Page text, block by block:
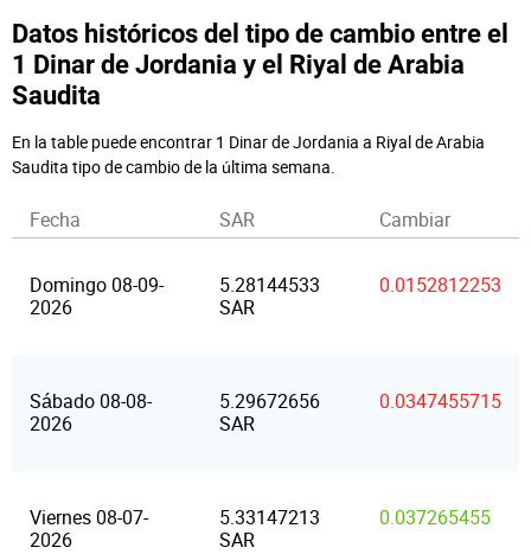
Datos históricos del tipo de cambio entre el
1 Dinar de Jordania y el Riyal de Arabia
Saudita
En la table puede encontrar 1 Dinar de Jordania a Riyal de Arabia
Saudita tipo de cambio de la última semana.
Fecha SAR Cambiar
Domingo 08-09-
2026
5.28144533
SAR
0.0152812253
Sábado 08-08-
2026
5.29672656
SAR
0.0347455715
Viernes 08-07-
2026
5.33147213
SAR
0.037265455